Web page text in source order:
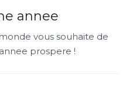
annee
vous souhaite de
prospere !